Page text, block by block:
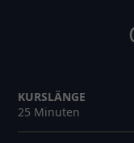
KURSLÄNGE
25 Minuten